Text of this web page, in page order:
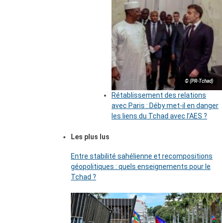
© (PR-Tchad)
Rétablissement des relations
avec Paris : Déby met-il en danger
les liens du Tchad avec l’AES ?
Les plus lus
Entre stabilité sahélienne et recompositions
géopolitiques : quels enseignements pour le
Tchad ?